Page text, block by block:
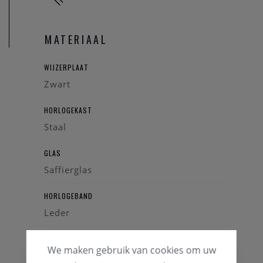
MATERIAAL
WIJZERPLAAT
Zwart
HORLOGEKAST
Staal
GLAS
Saffierglas
HORLOGEBAND
Leder
Zwart
We maken gebruik van cookies om uw